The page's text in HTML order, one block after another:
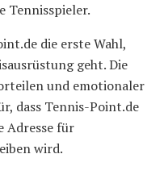
Tennisspieler.
die erste Wahl,
geht. Die
und emotionaler
dass Tennis-Point.de
Adresse für
wird.